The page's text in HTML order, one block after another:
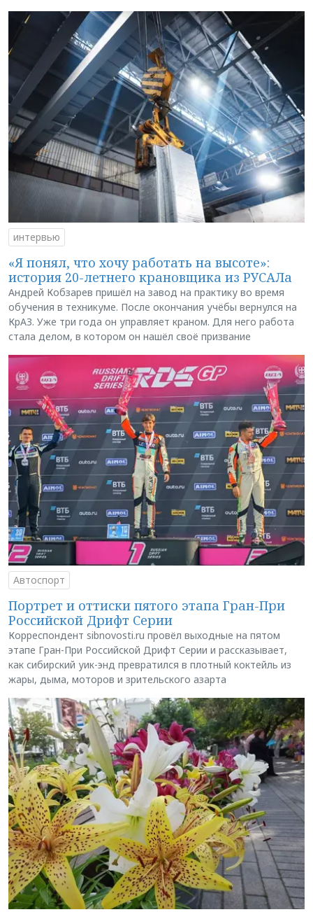
интервью
«Я понял, что хочу работать на высоте»:
история 20-летнего крановщика из РУСАЛа
Андрей Кобзарев пришёл на завод на практику во время
обучения в техникуме. После окончания учёбы вернулся на
КрАЗ. Уже три года он управляет краном. Для него работа
стала делом, в котором он нашёл своё призвание
Автоспорт
Портрет и оттиски пятого этапа Гран-При
Российской Дрифт Серии
Корреспондент sibnovosti.ru провёл выходные на пятом
этапе Гран-При Российской Дрифт Серии и рассказывает,
как сибирский уик-энд превратился в плотный коктейль из
жары, дыма, моторов и зрительского азарта